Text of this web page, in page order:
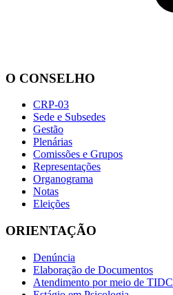
O CONSELHO
CRP-03
Sede e Subsedes
Gestão
Plenárias
Comissões e Grupos
Representações
Organograma
Notas
Eleições
ORIENTAÇÃO
Denúncia
Elaboração de Documentos
Atendimento por meio de TIDC